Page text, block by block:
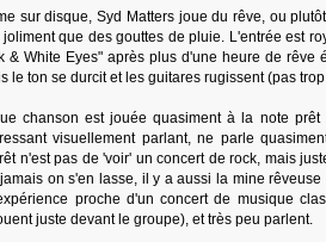
sur disque, Syd Matters joue du rêve, ou
que des gouttes de pluie. L'entrée est
& White Eyes" après plus d'une heure de
le ton se durcit et les guitares rugissent (pas
chanson est jouée quasiment à la note
visuellement parlant, ne parle
n'est pas de 'voir' un concert de rock, mais
on s'en lasse, il y a aussi la mine
proche d'un concert de musique
juste devant le groupe), et très peu parlent.